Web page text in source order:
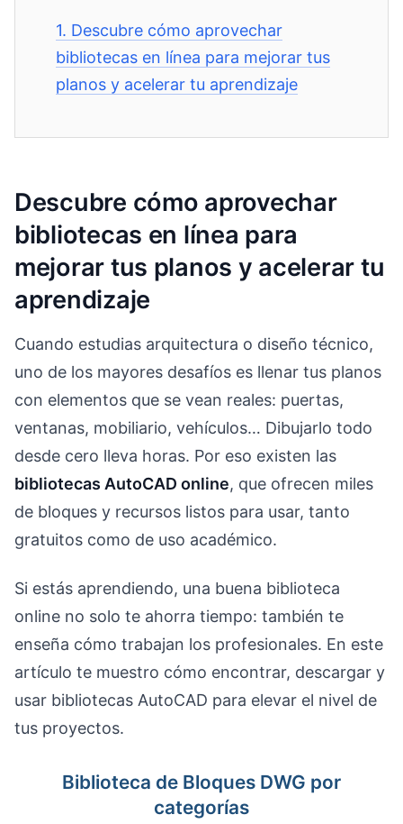
1. Descubre cómo aprovechar
bibliotecas en línea para mejorar tus
planos y acelerar tu aprendizaje
Descubre cómo aprovechar
bibliotecas en línea para
mejorar tus planos y acelerar tu
aprendizaje
Cuando estudias arquitectura o diseño técnico,
uno de los mayores desafíos es llenar tus planos
con elementos que se vean reales: puertas,
ventanas, mobiliario, vehículos… Dibujarlo todo
desde cero lleva horas. Por eso existen las
bibliotecas AutoCAD online, que ofrecen miles
de bloques y recursos listos para usar, tanto
gratuitos como de uso académico.
Si estás aprendiendo, una buena biblioteca
online no solo te ahorra tiempo: también te
enseña cómo trabajan los profesionales. En este
artículo te muestro cómo encontrar, descargar y
usar bibliotecas AutoCAD para elevar el nivel de
tus proyectos.
Biblioteca de Bloques DWG por
categorías